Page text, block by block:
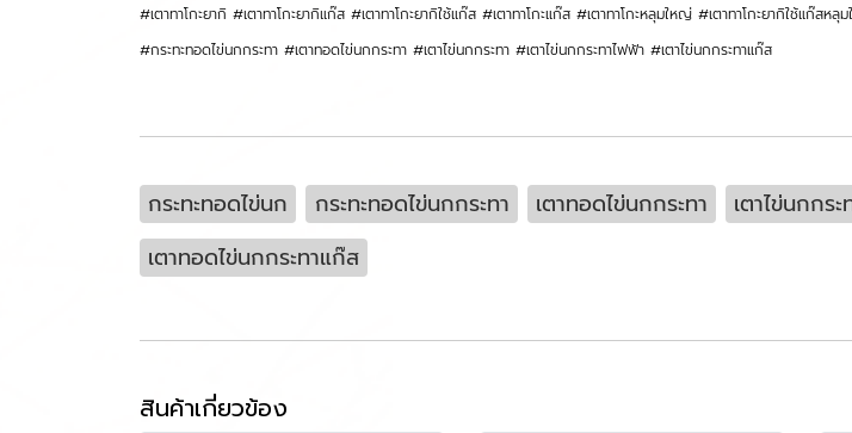
#เตาทาโกะยากิ #เตาทาโกะยากิแก๊ส #เตาทาโกะยากิใช้แก๊ส #เตาทาโกะแก๊ส #เตาทาโกะหลุมใหญ่ #เตาทาโกะยากิใช้แก๊
#กระทะทอดไข่นกกระทา #เตาทอดไข่นกกระทา #เตาไข่นกกระทา #เตาไข่นกกระทาไฟฟ้า #เตาไข่นกกระทาแก๊ส
กระทะทอดไข่นก กระทะทอดไข่นกกระทา เตาทอดไข่นกกระทา เตาไข่นกกระ
เตาทอดไข่นกกระทาแก๊ส
สินค้าเกี่ยวข้อง